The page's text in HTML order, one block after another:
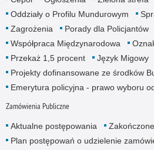
Oddziały o Profilu Mundurowym
Zagrożenia
Porady dla Policjantów
Współpraca Międzynarodowa
Przekaż 1,5 procent
Język Migowy
Projekty dofinansowane ze środków
Emerytura policyjna - prawo wyboru
Zamówienia Publiczne
Aktualne postępowania
Plan postępowań o udzielenie